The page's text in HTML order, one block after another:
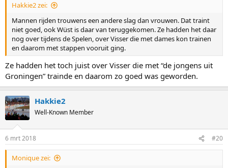
Hakkie2 zei:
Mannen rijden trouwens een andere slag dan vrouwen. Dat traint
niet goed, ook Wüst is daar van teruggekomen. Ze hadden het daar
nog over tijdens de Spelen, over Visser die met dames kon trainen
en daarom met stappen vooruit ging.
Ze hadden het toch juist over Visser die met “de jongens uit
Groningen” trainde en daarom zo goed was geworden.
Hakkie2
Well-Known Member
6 mrt 2018 #20
Monique zei: